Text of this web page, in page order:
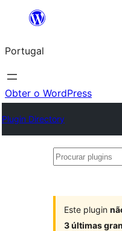
Saltar
o
conteúdo
Portugal
Obter o WordPress
Plugin Directory
Procurar
Este plugin
3 últimas